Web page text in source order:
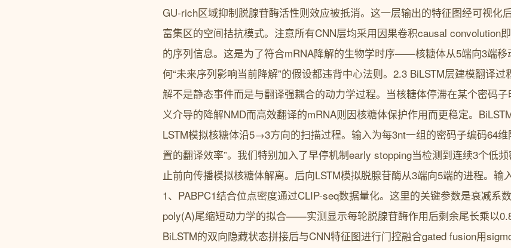
GU-rich区域抑制脱腺苷酶活性则效应被抵消。这一层输出的特征图经可视化
富集区的空间拮抗模式。注意所有CNN层均采用因果卷积causal convolution
的序列信息。这是为了符合mRNA降解的生物学时序——核糖体从5端向3端移
何“未来序列影响当前降解”的假设都违背中心法则。2.3 BiLSTM层建模翻译
解不是静态事件而是与翻译强耦合的动力学过程。当核糖体停滞在某个密码
义介导的降解NMD而高效翻译的mRNA则因核糖体保护作用而更稳定。
LSTM模拟核糖体沿5→3方向的扫描过程。输入为每3nt一组的密码子编码64
置的翻译效率”。我们特别加入了早停机制early stopping当检测到连续3个低
止前向传播模拟核糖体解离。后向LSTM模拟脱腺苷酶从3端向5端的进程。输
1、PABPC1结合位点密度通过CLIP-seq数据量化。这里的关键参数是衰减系
poly(A)尾缩短动力学的拟合——实测显示每轮脱腺苷酶作用后剩余尾长乘以
BiLSTM的双向隐藏状态拼接后与CNN特征图进行门控融合gated fusion用